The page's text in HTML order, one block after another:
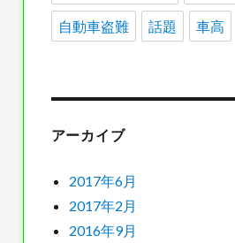
自動車盗難
話題 車高
アーカイブ
2017年6月
2017年2月
2016年9月